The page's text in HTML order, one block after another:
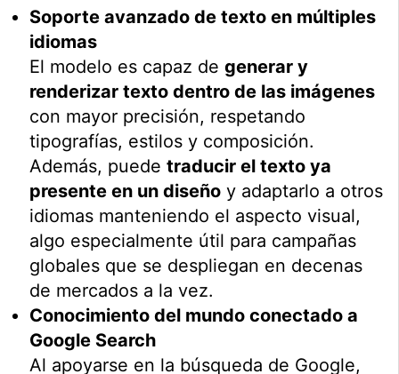
Soporte avanzado de texto en múltiples
idiomas
El modelo es capaz degenerar y
renderizar texto dentro de las imágenes
con mayor precisión, respetando
tipografías, estilos y composición.
Además, puedetraducir el texto ya
presente en un diseño y adaptarlo a otros
idiomas manteniendo el aspecto visual,
algo especialmente útil para campañas
globales que se despliegan en decenas
de mercados a la vez.
Conocimiento del mundo conectado a
Google Search
Al apoyarse en la búsqueda de Google,